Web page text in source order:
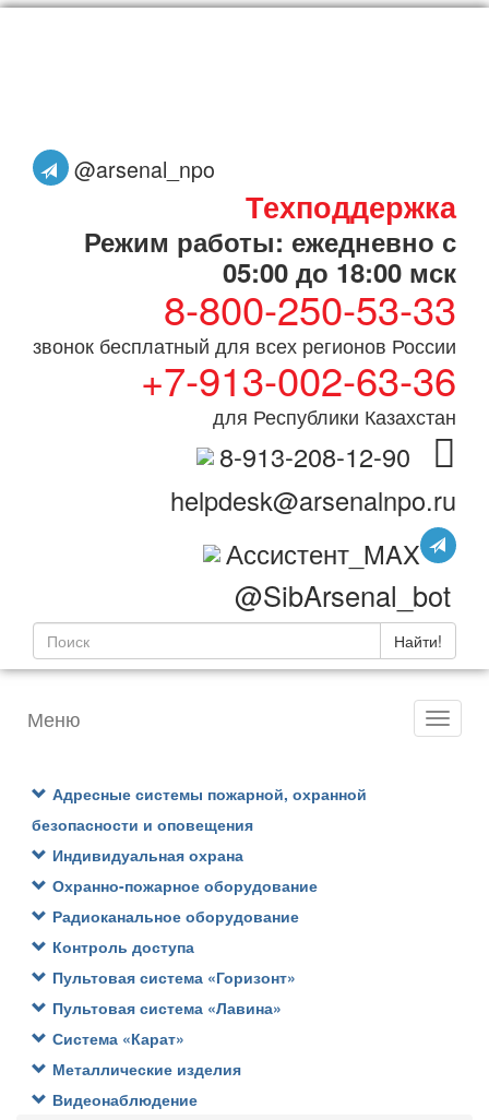
@arsenal_npo
Техподдержка
Режим работы: ежедневно с
05:00 до 18:00 мск
8-800-250-53-33
звонок бесплатный для всех регионов России
+7-913-002-63-36
для Республики Казахстан
8-913-208-12-90
helpdesk@arsenalnpo.ru
Ассистент_MAX
@SibArsenal_bot
Найти!
Меню
Адресные системы пожарной, охранной
безопасности и оповещения
Индивидуальная охрана
Охранно-пожарное оборудование
Радиоканальное оборудование
Контроль доступа
Пультовая система «Горизонт»
Пультовая система «Лавина»
Система «Карат»
Металлические изделия
Видеонаблюдение